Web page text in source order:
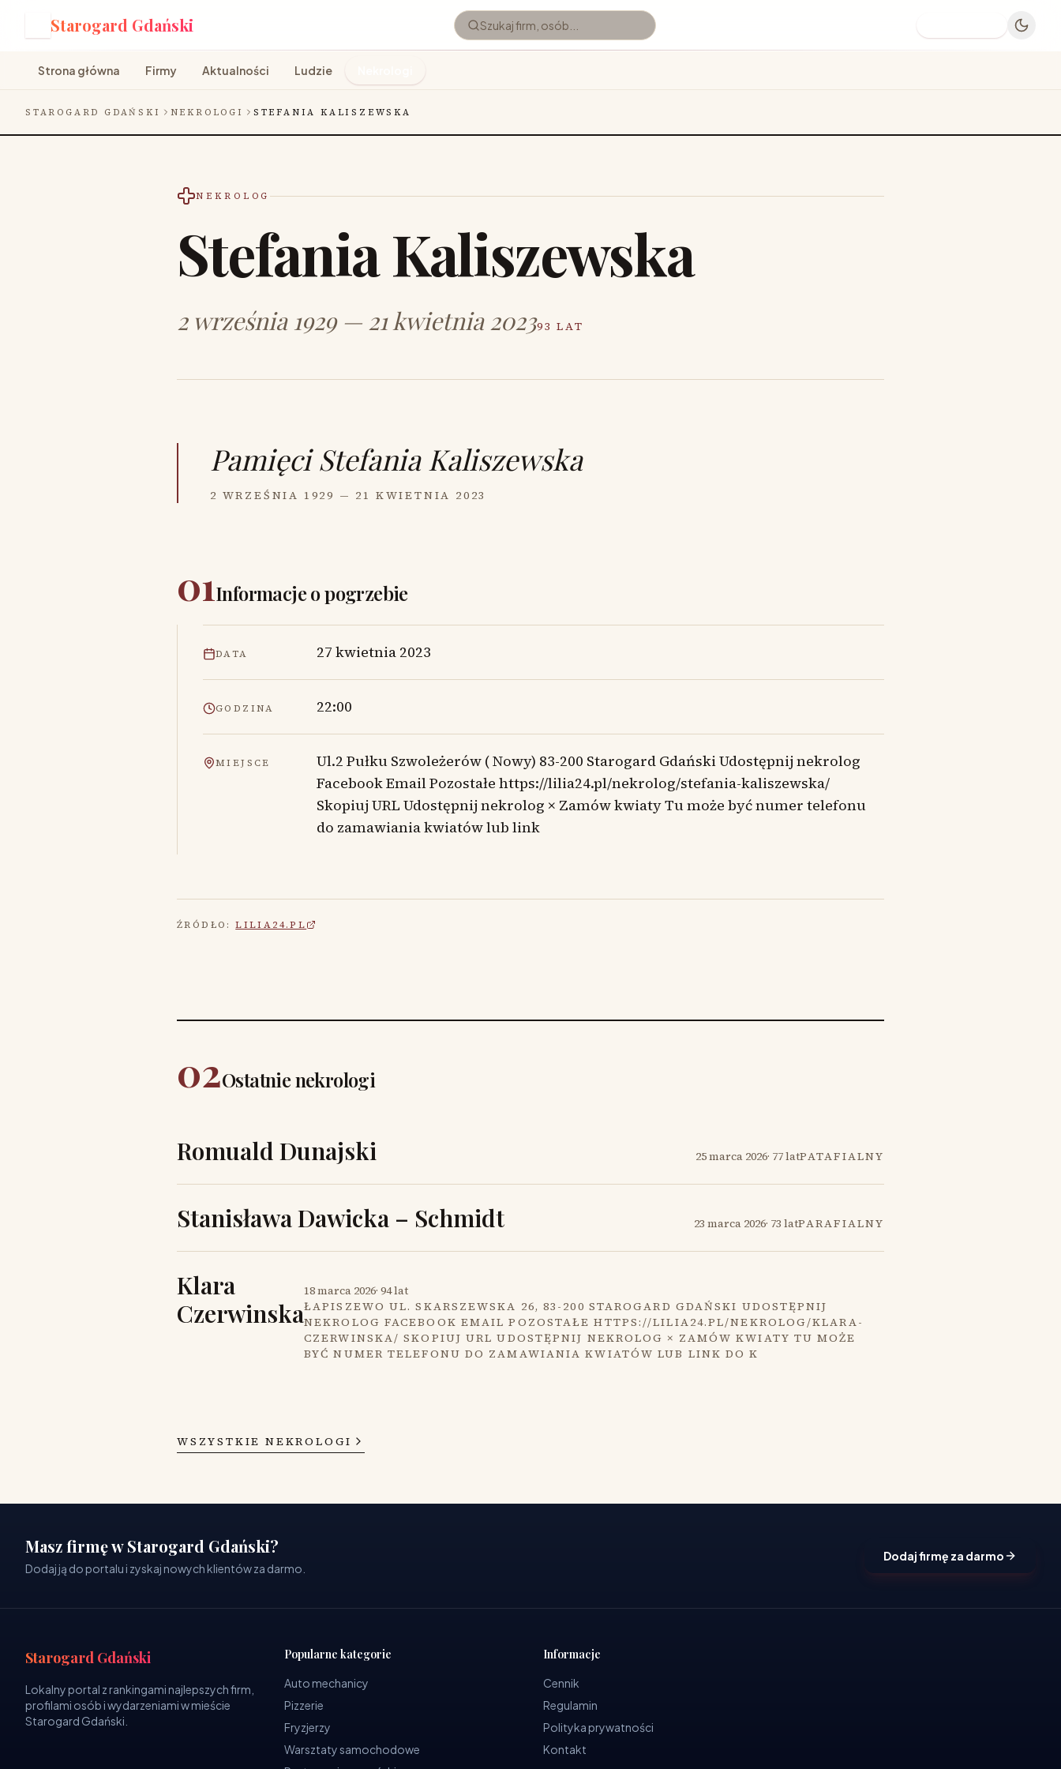
Starogard Gdański
Strona główna Firmy Aktualności Ludzie
STAROGARD GDAŃSKI NEKROLOGI STEFANIA KALISZEWSKA
NEKROLOG
Stefania Kaliszewska
2 września 1929 — 21 kwietnia 202393 LAT
Pamięci Stefania Kaliszewska
2 WRZEŚNIA 1929 — 21 KWIETNIA 2023
01Informacje o pogrzebie
DATA 27 kwietnia 2023
GODZINA 22:00
MIEJSCE
Ul.2 Pułku Szwoleżerów ( Nowy) 83-200 Starogard Gdański Udostępnij nekrolog
Facebook Email Pozostałe https://lilia24.pl/nekrolog/stefania-kaliszewska/
Skopiuj URL Udostępnij nekrolog × Zamów kwiaty Tu może być numer telefonu
do zamawiania kwiatów lub link
ŹRÓDŁO: LILIA24.PL
02Ostatnie nekrologi
Romuald Dunajski 25 marca 2026· 77 latPATAFIALNY
Stanisława Dawicka – Schmidt 23 marca 2026· 73 latPARAFIALNY
Klara
Czerwinska
18 marca 2026· 94 lat
ŁAPISZEWO UL. SKARSZEWSKA 26, 83-200 STAROGARD GDAŃSKI UDOSTĘPNIJ
NEKROLOG FACEBOOK EMAIL POZOSTAŁE HTTPS://LILIA24.PL/NEKROLOG/KLARA-
CZERWINSKA/ SKOPIUJ URL UDOSTĘPNIJ NEKROLOG × ZAMÓW KWIATY TU MOŻE
BYĆ NUMER TELEFONU DO ZAMAWIANIA KWIATÓW LUB LINK DO K
WSZYSTKIE NEKROLOGI
Masz firmę w Starogard Gdański?
Dodaj ją do portalu i zyskaj nowych klientów za darmo.
Dodaj firmę za darmo
Starogard Gdański
Lokalny portal z rankingami najlepszych firm,
profilami osób i wydarzeniami w mieście
Starogard Gdański.
Popularne kategorie
Auto mechanicy
Pizzerie
Fryzjerzy
Warsztaty samochodowe
Informacje
Cennik
Regulamin
Polityka prywatności
Kontakt